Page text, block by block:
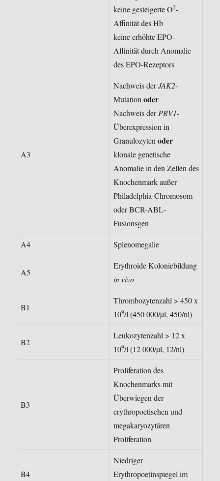
keine gesteigerte O2-
Affinität des Hb
keine erhöhte EPO-
Affinität durch Anomalie
des EPO-Rezeptors
A3
Nachweis derJAK2-
Mutationoder
Nachweis derPRV1-
Überexpression in
Granulozytenoder
klonale genetische
Anomalie in den Zellen des
Knochenmark außer
Philadelphia-Chromosom
oder BCR-ABL-
Fusionsgen
A4 Splenomegalie
A5
Erythroide Koloniebildung
in vivo
B1
Thrombozytenzahl > 450 x
109/l (450 000/µl, 450/nl)
B2
Leukozytenzahl > 12 x
109/l (12 000/µl, 12/nl)
B3
Proliferation des
Knochenmarks mit
Überwiegen der
erythropoetischen und
megakaryozytären
Proliferation
B4
Niedriger
Erythropoetinspiegel im